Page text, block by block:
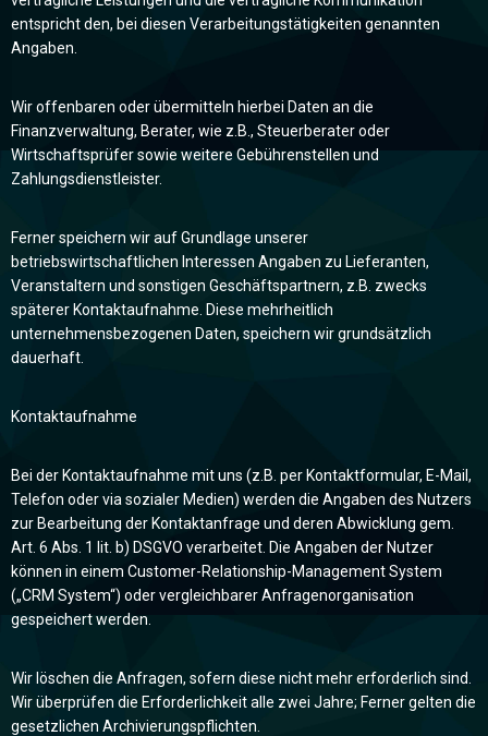
entspricht den, bei diesen Verarbeitungstätigkeiten genannten
Angaben.
Wir offenbaren oder übermitteln hierbei Daten an die
Finanzverwaltung, Berater, wie z.B., Steuerberater oder
Wirtschaftsprüfer sowie weitere Gebührenstellen und
Zahlungsdienstleister.
Ferner speichern wir auf Grundlage unserer
betriebswirtschaftlichen Interessen Angaben zu Lieferanten,
Veranstaltern und sonstigen Geschäftspartnern, z.B. zwecks
späterer Kontaktaufnahme. Diese mehrheitlich
unternehmensbezogenen Daten, speichern wir grundsätzlich
dauerhaft.
Kontaktaufnahme
Bei der Kontaktaufnahme mit uns (z.B. per Kontaktformular, E-Mail,
Telefon oder via sozialer Medien) werden die Angaben des Nutzers
zur Bearbeitung der Kontaktanfrage und deren Abwicklung gem.
Art. 6 Abs. 1 lit. b) DSGVO verarbeitet. Die Angaben der Nutzer
können in einem Customer-Relationship-Management System
(„CRM System“) oder vergleichbarer Anfragenorganisation
gespeichert werden.
Wir löschen die Anfragen, sofern diese nicht mehr erforderlich sind.
Wir überprüfen die Erforderlichkeit alle zwei Jahre; Ferner gelten die
gesetzlichen Archivierungspflichten.